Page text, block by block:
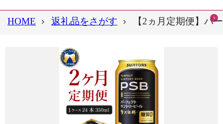
HOME 返礼品をさがす 【2ヵ月定期便】パ